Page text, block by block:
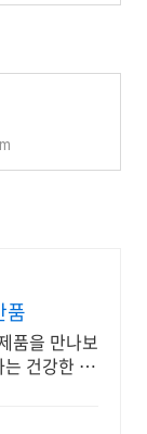
품
품을 만나보
건강한 선